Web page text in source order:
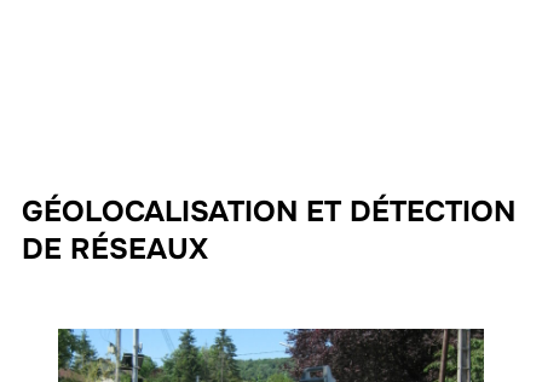
GÉOLOCALISATION ET DÉTECTION
DE RÉSEAUX